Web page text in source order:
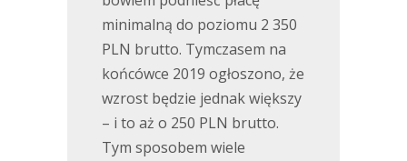
minimalną do poziomu 2 350
PLN brutto. Tymczasem na
końcówce 2019 ogłoszono, że
wzrost będzie jednak większy
– i to aż o 250 PLN brutto.
Tym sposobem wiele